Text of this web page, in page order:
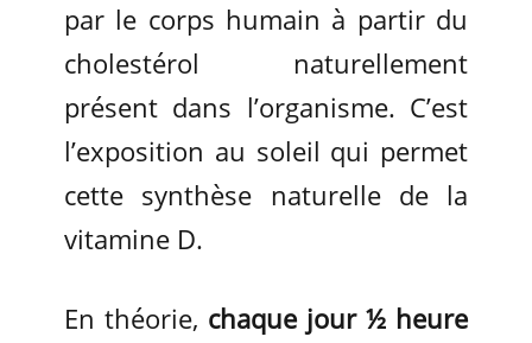
par le corps humain à partir du
cholestérol naturellement
présent dans l’organisme. C’est
l’exposition au soleil qui permet
cette synthèse naturelle de la
vitamine D.
En théorie, chaque jour ½ heure